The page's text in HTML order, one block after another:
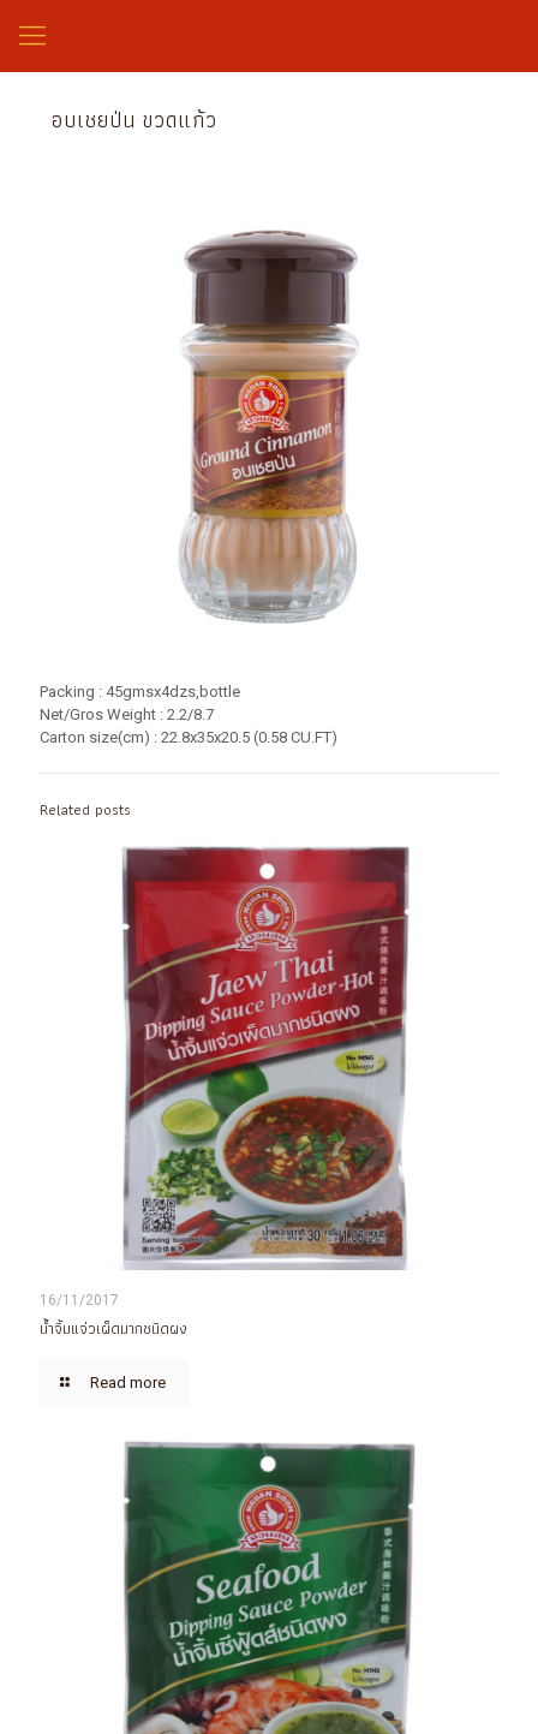
อบเชยป่น ขวดแก้ว
Packing : 45gmsx4dzs,bottle
Net/Gros Weight : 2.2/8.7
Carton size(cm) : 22.8x35x20.5 (0.58 CU.FT)
Related posts
16/11/2017
น้ำจิ้มแจ่วเผ็ดมากชนิดผง
Read more